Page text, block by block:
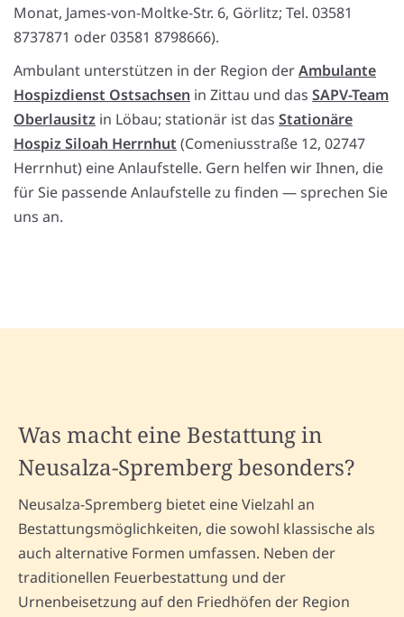
Monat, James-von-Moltke-Str. 6, Görlitz; Tel. 03581
8737871 oder 03581 8798666).
Ambulant unterstützen in der Region derAmbulante
Hospizdienst Ostsachsen in Zittau und das SAPV-Team
Oberlausitz in Löbau; stationär ist das Stationäre
Hospiz Siloah Herrnhut (Comeniusstraße 12, 02747
Herrnhut) eine Anlaufstelle. Gern helfen wir Ihnen, die
für Sie passende Anlaufstelle zu finden — sprechen Sie
uns an.
Was macht eine Bestattung in
Neusalza-Spremberg besonders?
Neusalza-Spremberg bietet eine Vielzahl an
Bestattungsmöglichkeiten, die sowohl klassische als
auch alternative Formen umfassen. Neben der
traditionellen Feuerbestattung und der
Urnenbeisetzung auf den Friedhöfen der Region